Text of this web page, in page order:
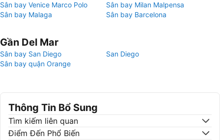
Sân bay Venice Marco Polo
Sân bay Milan Malpensa
Sân bay Malaga
Sân bay Barcelona
Gần Del Mar
Sân bay San Diego
San Diego
Sân bay quận Orange
Thông Tin Bổ Sung
Tìm kiếm liên quan
Điểm Đến Phổ Biến